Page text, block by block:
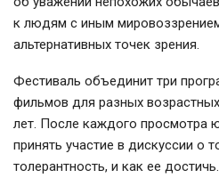
к людям с иным
альтернативных точек зрения.
Фестиваль объединит три
фильмов для разных
лет. После каждого просмотра
принять участие в дискуссии о
толерантность, и как ее